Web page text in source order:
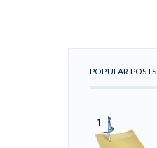
POPULAR POSTS